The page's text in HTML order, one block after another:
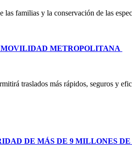
las familias y la conservación de las
MOVILIDAD METROPOLITANA
traslados más rápidos, seguros y
DE MÁS DE 9 MILLONES